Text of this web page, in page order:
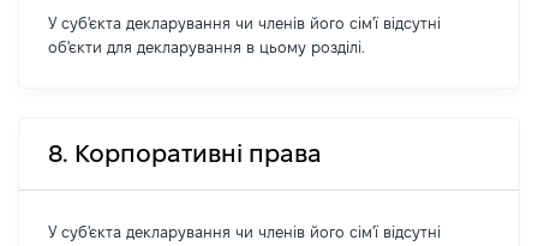
У суб'єкта декларування чи членів його сім'ї відсутні
об'єкти для декларування в цьому розділі.
8. Корпоративні права
У суб'єкта декларування чи членів його сім'ї відсутні